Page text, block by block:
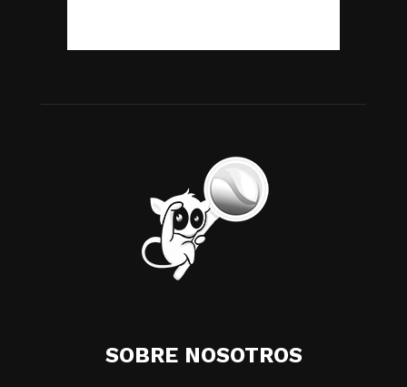
SOBRE NOSOTROS